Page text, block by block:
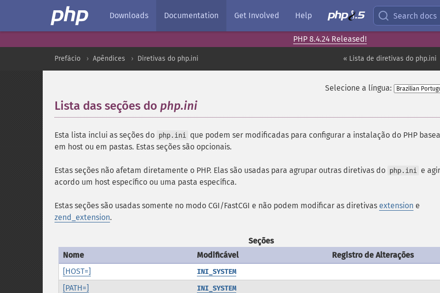
Downloads Documentation Get Involved Help Search docs
PHP 8.4.24 Released!
« Lista de diretivas do php.ini
Prefácio Apêndices Diretivas do php.ini
Selecione a língua:
Lista das seções do php.ini
Esta lista inclui as seções do php.ini
que podem ser modificadas para configurar a instalação do PHP
em host ou em pastas. Estas seções são opcionais.
Estas seções não afetam diretamente o PHP. Elas são usadas para agrupar outras diretivas do php.ini
e
acordo um host específico ou uma pasta específica.
Estas seções são usadas somente no modo CGI/FastCGI e não podem modificar as diretivas extension e
zend_extension.
Seções
Nome
Modificável
Registro de Alterações
[HOST=]
INI_SYSTEM
[PATH=] INI_SYSTEM